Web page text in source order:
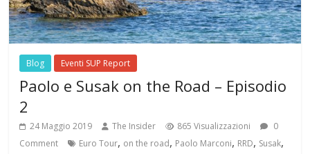
Blog Eventi SUP Report
Paolo e Susak on the Road – Episodio
2
24 Maggio 2019 The Insider 865 Visualizzazioni
0
Comment
Euro Tour, on the road, Paolo Marconi, RRD, Susak,